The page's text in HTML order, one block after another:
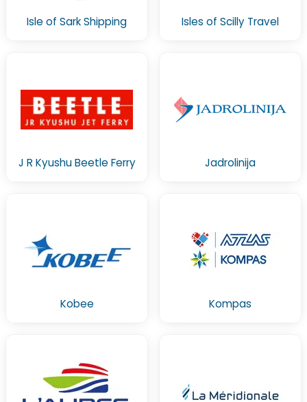
Isle of Sark Shipping Isles of Scilly Travel
J R Kyushu Beetle Ferry Jadrolinija
Kobee Kompas